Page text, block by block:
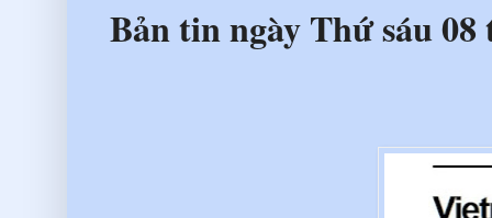
Bản tin ngày Thứ sáu 08